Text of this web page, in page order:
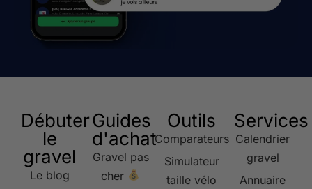
Débuter
le
gravel
Le blog
Guides
d'achat
Gravel pas
cher
Outils
Comparateurs
Simulateur
taille vélo
Services
Calendrier
gravel
Annuaire